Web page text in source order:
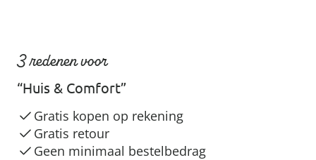
3 redenen voor
“Huis & Comfort”
Gratis kopen op rekening
Gratis retour
Geen minimaal bestelbedrag